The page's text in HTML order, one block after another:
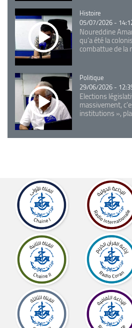
Catégorie
Histoire
05/07/2026 -
Noureddine
qu’a été la
combattue de la
Catégorie
Politique
29/06/2026 -
Elections
massivement,
institutions »,